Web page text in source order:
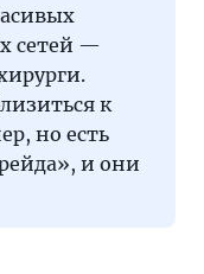
сетей —
к
но есть
и они